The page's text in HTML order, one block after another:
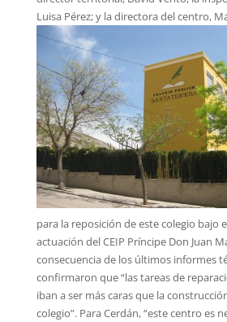
Luisa Pérez; y la directora del centro,
para la reposición de este colegio bajo
actuación del CEIP Príncipe Don Juan
consecuencia de los últimos informes
confirmaron que “las tareas de
iban a ser más caras que la
colegio”. Para Cerdán, “este centro es